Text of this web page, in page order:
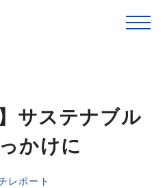
サステナブル
かけに
レポート